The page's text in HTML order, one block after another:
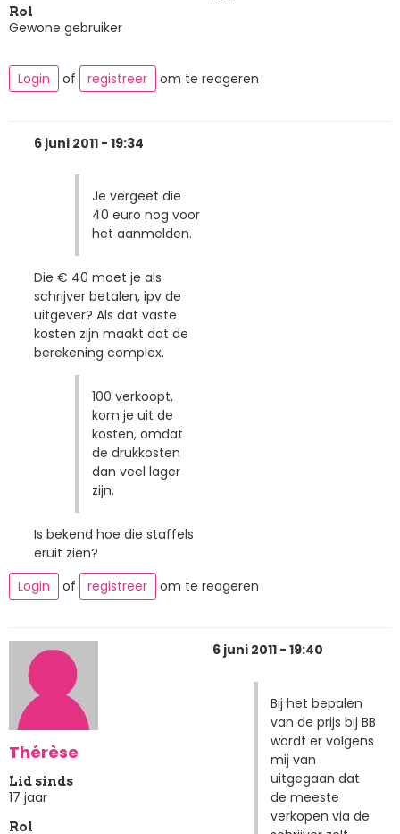
Rol
Gewone gebruiker
Login of registreer om te reageren
6 juni 2011 - 19:34
Je vergeet die
40 euro nog voor
het aanmelden.
Die € 40 moet je als
schrijver betalen, ipv de
uitgever? Als dat vaste
kosten zijn maakt dat de
berekening complex.
100 verkoopt,
kom je uit de
kosten, omdat
de drukkosten
dan veel lager
zijn.
Is bekend hoe die staffels
eruit zien?
Login
of registreer om te reageren
Thérèse
Lid sinds
17 jaar
Rol
6 juni 2011 - 19:40
Bij het bepalen
van de prijs bij BB
wordt er volgens
mij van
uitgegaan dat
de meeste
verkopen via de